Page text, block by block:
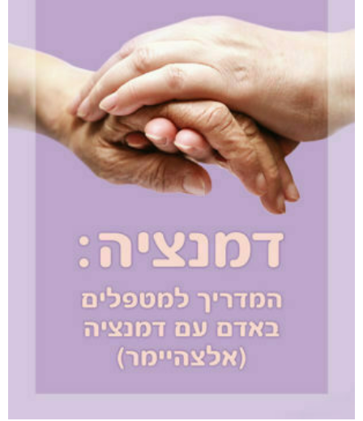
אפליקציית ספריאפ
קטגוריות
מוצרים קשורים